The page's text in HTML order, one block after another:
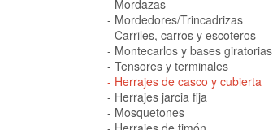
Mordazas
Mordedores/Trincadrizas
Carriles, carros y escoteros
Montecarlos y bases giratorias
Tensores y terminales
Herrajes de casco y cubierta
Herrajes jarcia fija
Mosquetones